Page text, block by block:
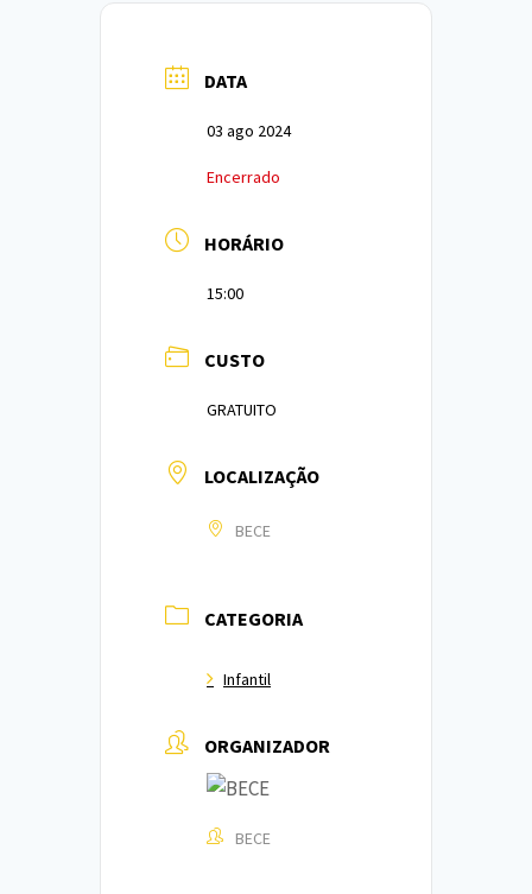
DATA
03 ago 2024
Encerrado
HORÁRIO
15:00
CUSTO
GRATUITO
LOCALIZAÇÃO
BECE
CATEGORIA
Infantil
ORGANIZADOR
BECE